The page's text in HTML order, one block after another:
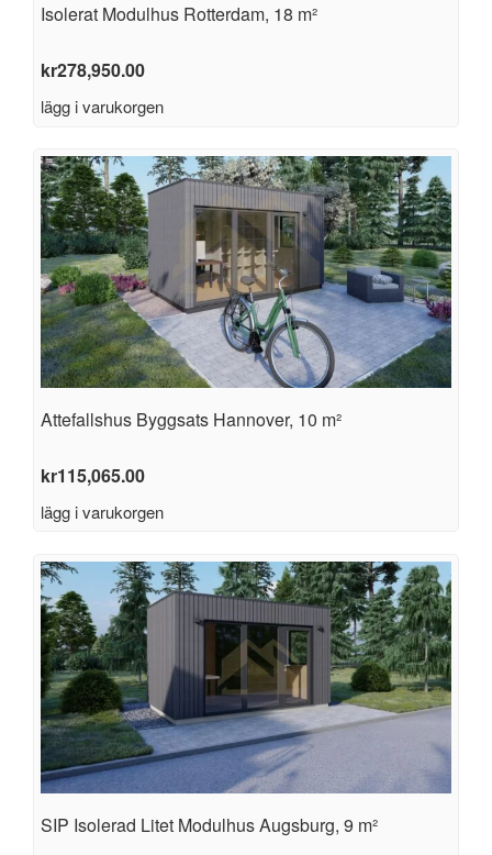
Isolerat Modulhus Rotterdam, 18 m²
kr278,950.00
lägg i varukorgen
Attefallshus Byggsats Hannover, 10 m²
kr115,065.00
lägg i varukorgen
SIP Isolerad Litet Modulhus Augsburg, 9 m²